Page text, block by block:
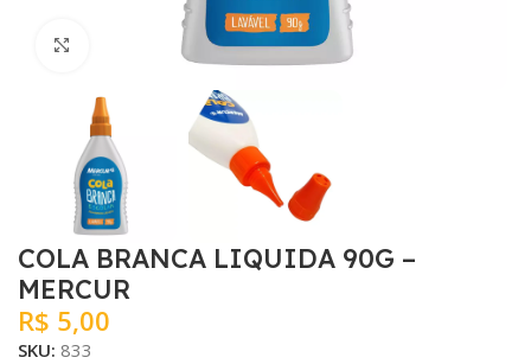
Clique para ampliar
COLA BRANCA LIQUIDA 90G –
MERCUR
R$ 5,00
SKU: 833